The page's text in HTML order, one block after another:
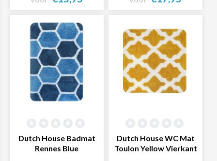
Bekijk product
Dutch House Badmat
Rennes Blue
Dutch House WC Mat
Toulon Yellow Vierkant